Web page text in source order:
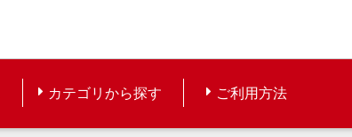
カテゴリから探す ご利用方法